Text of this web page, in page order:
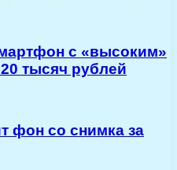
с «высоким»
тысяч рублей
фон со снимка за